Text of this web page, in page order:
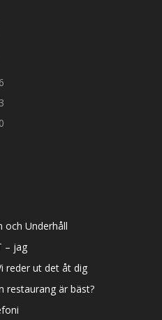
och Underhåll
– jag
reder ut det åt dig
restaurang är bäst?